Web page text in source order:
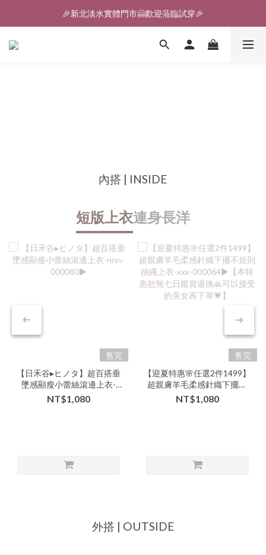
🎉新北淡水實體門市🤗歡迎蒞臨試穿🎉
🎉新北淡水實體門市🤗歡迎蒞臨試穿🎉
登入會員、即享限定優惠回饋✨
內搭 | INSIDE
短版上衣連身長洋
售完
【日禾谷▸ヒノタ】超百搭垂
墜感顯瘦小蕾絲滾邊上衣-
nnn-000080▶
NT$1,080
售完
【迎夏特惠🌸任選2件1499】
超親膚羊毛柔感針織下擺不
規則抽繩上衣-xxx-
000064▶【本特惠恕無七日
NT$1,080
外搭 | OUTSIDE